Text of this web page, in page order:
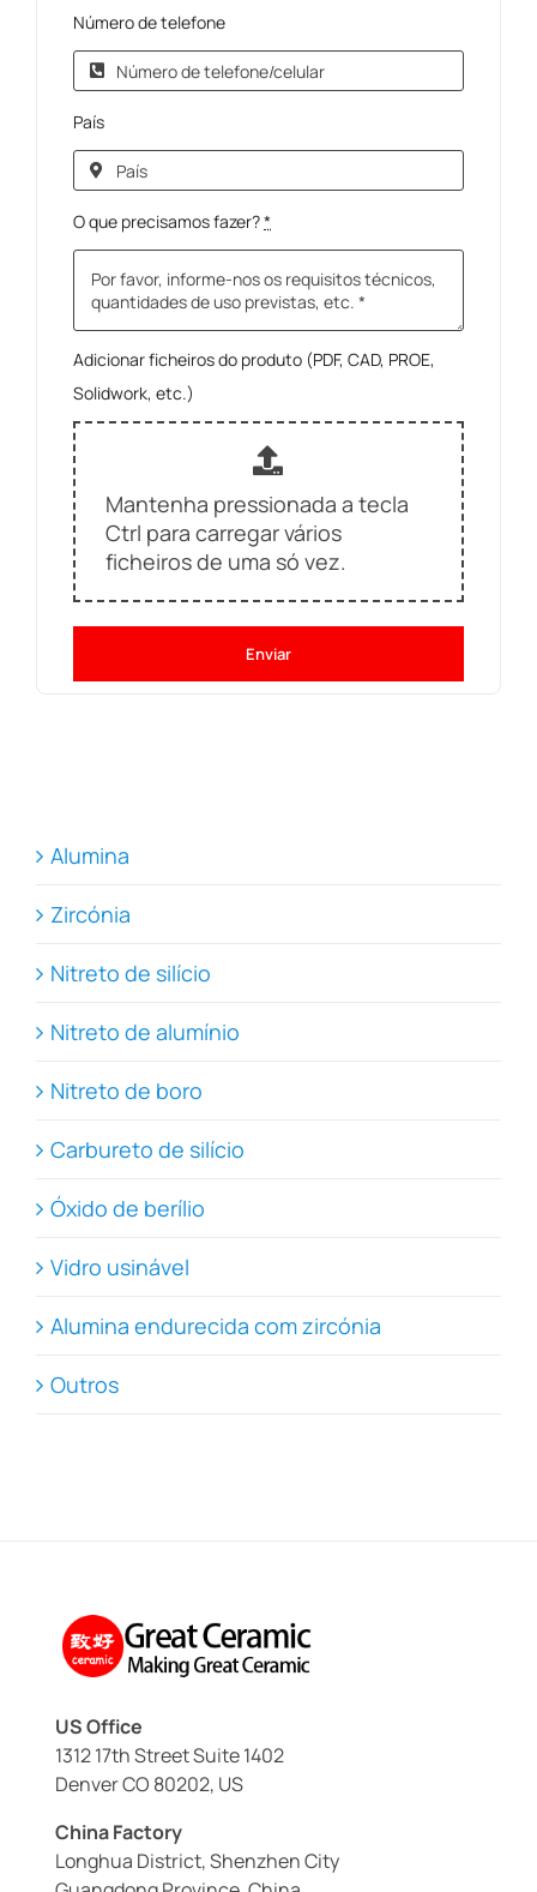
Número de telefone
País
O que precisamos fazer?*
Adicionar ficheiros do produto (PDF, CAD, PROE,
Solidwork, etc.)
Mantenha pressionada a tecla
Ctrl para carregar vários
ficheiros de uma só vez.
Enviar
Alumina
Zircónia
Nitreto de silício
Nitreto de alumínio
Nitreto de boro
Carbureto de silício
Óxido de berílio
Vidro usinável
Alumina endurecida com zircónia
Outros
US Office
1312 17th Street Suite 1402
Denver CO 80202, US
China Factory
Longhua District, Shenzhen City